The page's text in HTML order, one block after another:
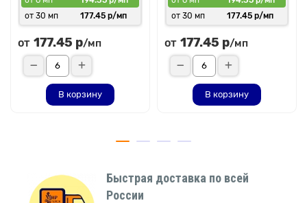
от 30 мп
177.45 р/мп
от 177.45 р/мп
В корзину
от 30 мп
177.45 р/мп
от 177.45 р/мп
В корзину
Быстрая доставка по всей
России